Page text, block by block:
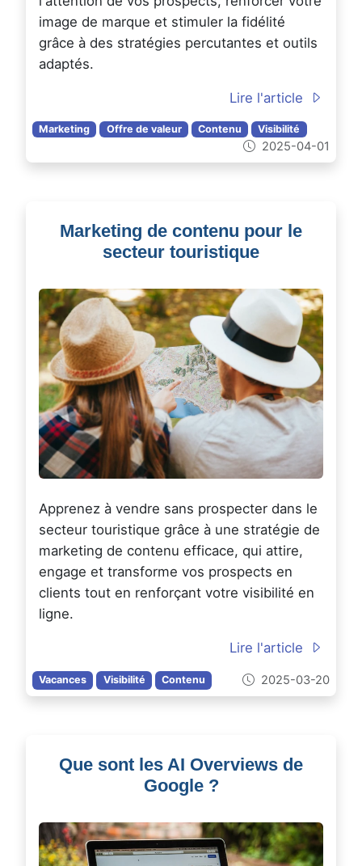
image de marque et stimuler la fidélité
grâce à des stratégies percutantes et outils
adaptés.
Lire l'article
Marketing Offre de valeur Contenu Visibilité
2025-04-01
Marketing de contenu pour le
secteur touristique
Apprenez à vendre sans prospecter dans le
secteur touristique grâce à une stratégie de
marketing de contenu efficace, qui attire,
engage et transforme vos prospects en
clients tout en renforçant votre visibilité en
ligne.
Lire l'article
Vacances Visibilité Contenu 2025-03-20
Que sont les AI Overviews de
Google ?